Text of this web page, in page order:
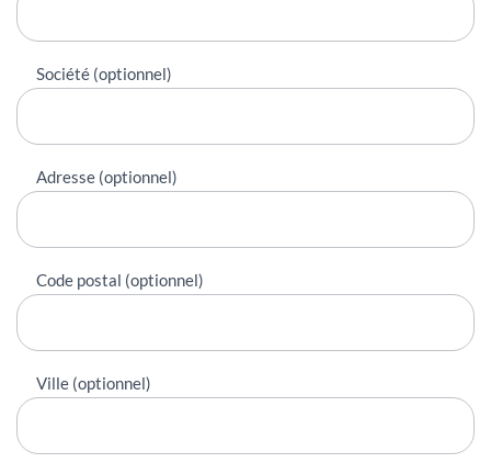
Société (optionnel)
Adresse (optionnel)
Code postal (optionnel)
Ville (optionnel)